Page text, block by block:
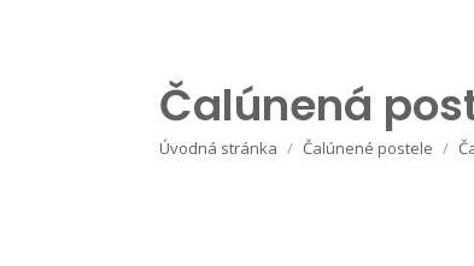
Čalúnená
Úvodná stránka Čalúnené postele